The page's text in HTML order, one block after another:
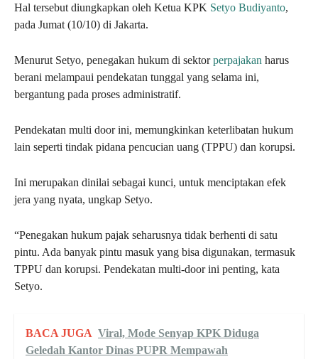
Hal tersebut diungkapkan oleh Ketua KPK Setyo Budiyanto,
pada Jumat (10/10) di Jakarta.
Menurut Setyo, penegakan hukum di sektorperpajakan harus
berani melampaui pendekatan tunggal yang selama ini,
bergantung pada proses administratif.
Pendekatan multi door ini, memungkinkan keterlibatan hukum
lain seperti tindak pidana pencucian uang (TPPU) dan korupsi.
Ini merupakan dinilai sebagai kunci, untuk menciptakan efek
jera yang nyata, ungkap Setyo.
“Penegakan hukum pajak seharusnya tidak berhenti di satu
pintu. Ada banyak pintu masuk yang bisa digunakan, termasuk
TPPU dan korupsi. Pendekatan multi-door ini penting, kata
Setyo.
BACA JUGA Viral, Mode Senyap KPK Diduga
Geledah Kantor Dinas PUPR Mempawah